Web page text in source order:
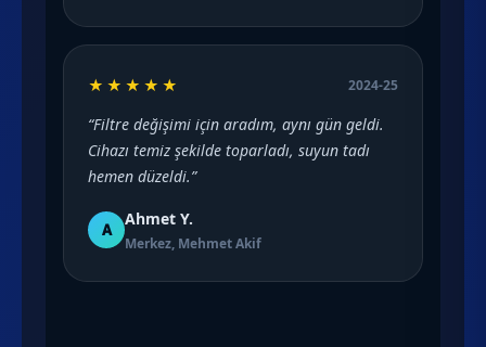
★★★★★ 2024-25
“Filtre değişimi için aradım, aynı gün geldi.
Cihazı temiz şekilde toparladı, suyun tadı
hemen düzeldi.”
A
Ahmet Y.
Merkez, Mehmet Akif